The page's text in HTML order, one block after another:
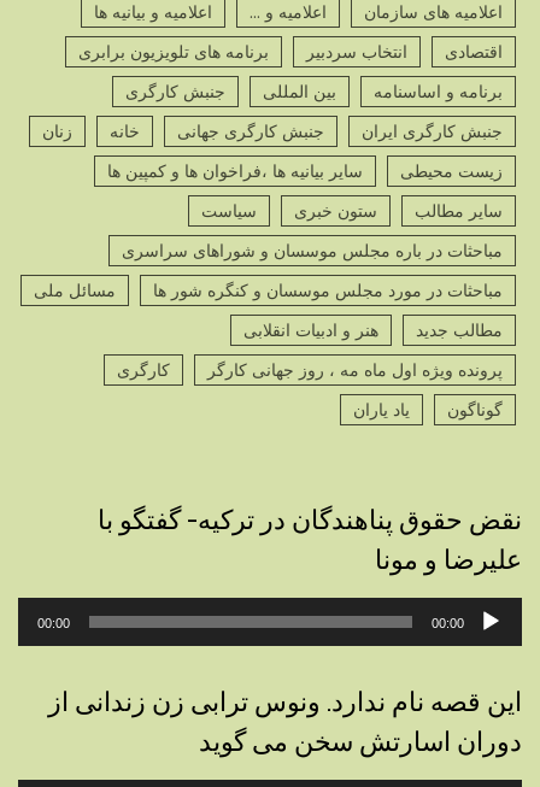
اعلامیه های سازمان
اعلامیه و ...
اعلامیه و بیانیه ها
اقتصادی
انتخاب سردبیر
برنامه های تلویزیون برابری
برنامه و اساسنامه
بین المللی
جنبش کارگری
جنبش کارگری ایران
جنبش کارگری جهانی خانه
زنان
زیست محیطی
سایر بیانیه ها ،فراخوان ها و کمپین ها
سایر مطالب
ستون خبری
سیاست
مباحثات در باره مجلس موسسان و شوراهای سراسری
مباحثات در مورد مجلس موسسان و کنگره شور ها
مسائل ملی
مطالب جدید
هنر و ادبیات انقلابی
پرونده ویژه اول ماه مه ، روز جهانی کارگر
کارگری
گوناگون
یاد یاران
نقض حقوق پناهندگان در ترکیه- گفتگو با
علیرضا و مونا
پخش‌کننده
صوت
00:00
00:00
این قصه نام ندارد. ونوس ترابی زن زندانی از
دوران اسارتش سخن می گوید